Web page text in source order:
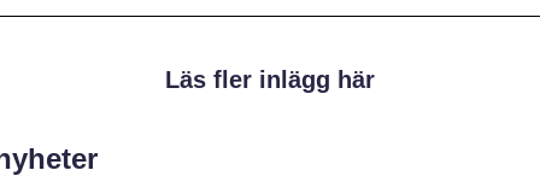
Läs fler inlägg här